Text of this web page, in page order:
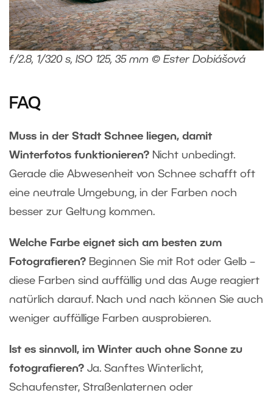
f/2.8, 1/320 s, ISO 125, 35 mm © Ester Dobiášová
FAQ
Muss in der Stadt Schnee liegen, damit
Winterfotos funktionieren? Nicht unbedingt.
Gerade die Abwesenheit von Schnee schafft oft
eine neutrale Umgebung, in der Farben noch
besser zur Geltung kommen.
Welche Farbe eignet sich am besten zum
Fotografieren? Beginnen Sie mit Rot oder Gelb –
diese Farben sind auffällig und das Auge reagiert
natürlich darauf. Nach und nach können Sie auch
weniger auffällige Farben ausprobieren.
Ist es sinnvoll, im Winter auch ohne Sonne zu
fotografieren? Ja. Sanftes Winterlicht,
Schaufenster, Straßenlaternen oder